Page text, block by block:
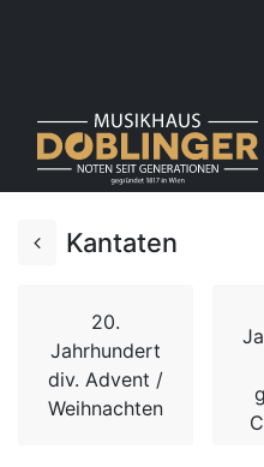
Kantaten
20.
Jahrhundert
div. Advent /
Weihnachten